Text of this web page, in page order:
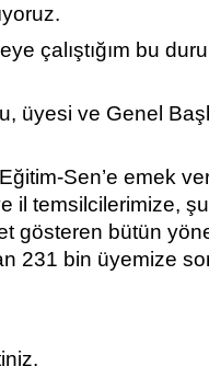
çalıştığım bu
üyesi ve Genel
Sen’e emek
il temsilcilerimize,
gösteren bütün
231 bin üyemize